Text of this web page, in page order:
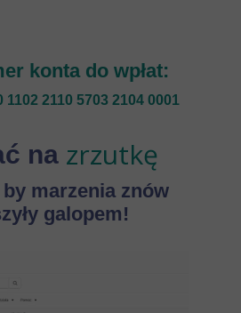
konta do wpłat:
1102 2110 5703 2104 0001
na zrzutkę
marzenia znów
galopem!